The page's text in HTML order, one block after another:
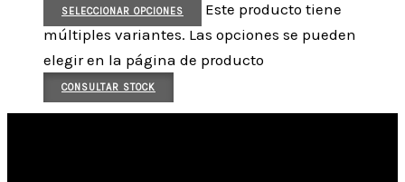
SELECCIONAR OPCIONES
Este producto tiene
múltiples variantes. Las opciones se pueden
elegir en la página de producto
CONSULTAR STOCK